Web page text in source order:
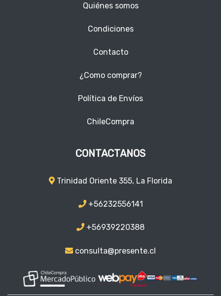
Quiénes somos
Condiciones
Contacto
¿Como comprar?
Política de Envíos
ChileCompra
CONTACTANOS
Trinidad Oriente 355, La Florida
+56232556141
+56939220388
consulta@presente.cl